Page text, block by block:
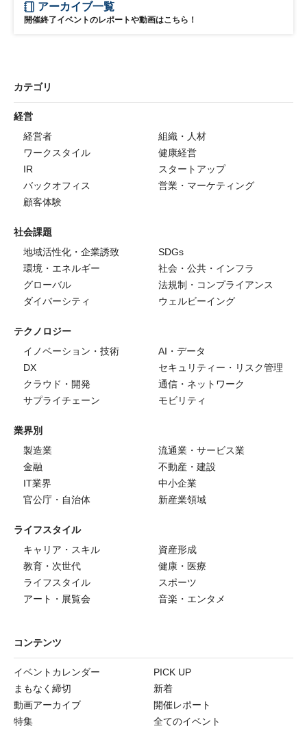
アーカイブ一覧
開催終了イベントのレポートや動画はこちら！
カテゴリ
経営
経営者
組織・人材
ワークスタイル
健康経営
IR
スタートアップ
バックオフィス
営業・マーケティング
顧客体験
社会課題
地域活性化・企業誘致
SDGs
環境・エネルギー
社会・公共・インフラ
グローバル
法規制・コンプライアンス
ダイバーシティ
ウェルビーイング
テクノロジー
イノベーション・技術
AI・データ
DX
セキュリティー・リスク管理
クラウド・開発
通信・ネットワーク
サプライチェーン
モビリティ
業界別
製造業
流通業・サービス業
金融
不動産・建設
IT業界
中小企業
官公庁・自治体
新産業領域
ライフスタイル
キャリア・スキル
資産形成
教育・次世代
健康・医療
ライフスタイル
スポーツ
アート・展覧会
音楽・エンタメ
コンテンツ
イベントカレンダー
PICK UP
まもなく締切
新着
動画アーカイブ
開催レポート
特集
全てのイベント